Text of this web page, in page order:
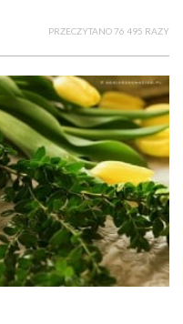
PRZECZYTANO 76 495 RAZY